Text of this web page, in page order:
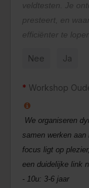
veldtesten. Je
presteert, en
efficiënter te
Nee Ja
Workshop
We organiseren
samen werken
focus ligt op
een duidelijke link
- 10u: 3-6 jaar